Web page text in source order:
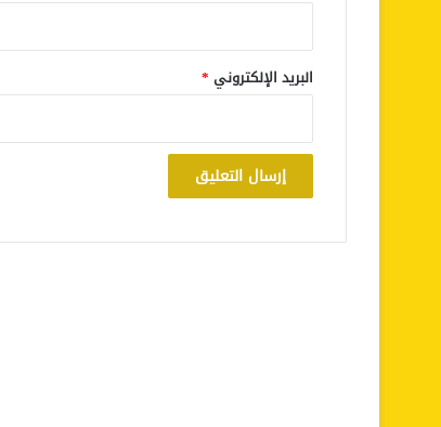
البريد الإلكتروني *